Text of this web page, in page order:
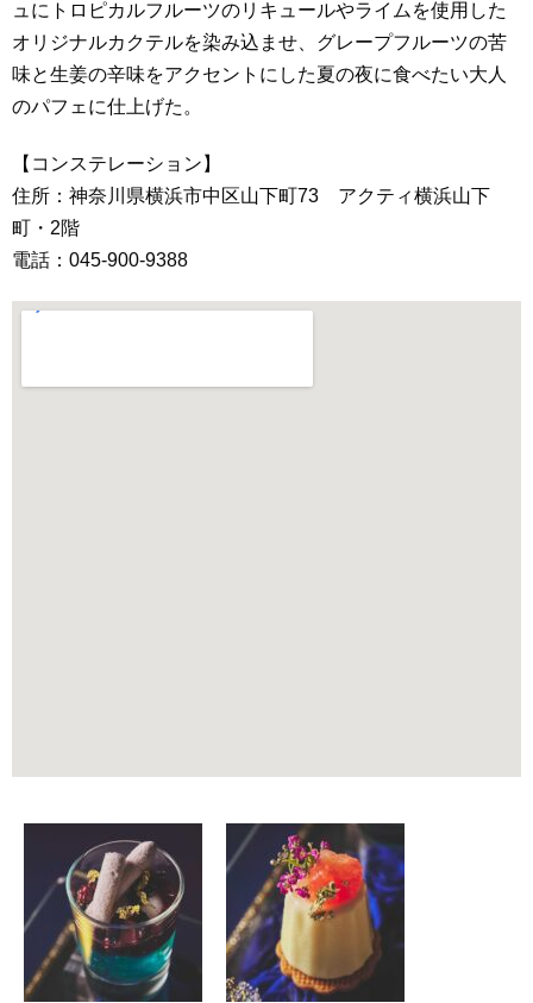
ュにトロピカルフルーツのリキュールやライムを使用した
オリジナルカクテルを染み込ませ、グレープフルーツの苦
味と生姜の辛味をアクセントにした夏の夜に食べたい大人
のパフェに仕上げた。
【コンステレーション】
住所：神奈川県横浜市中区山下町73 アクティ横浜山下
町・2階
電話：045-900-9388